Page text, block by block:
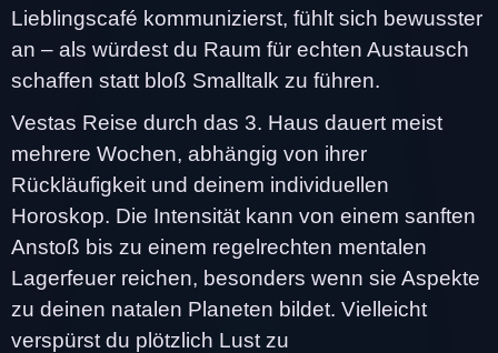
Lieblingscafé kommunizierst, fühlt sich bewusster
an – als würdest du Raum für echten Austausch
schaffen statt bloß Smalltalk zu führen.
Vestas Reise durch das 3. Haus dauert meist
mehrere Wochen, abhängig von ihrer
Rückläufigkeit und deinem individuellen
Horoskop. Die Intensität kann von einem sanften
Anstoß bis zu einem regelrechten mentalen
Lagerfeuer reichen, besonders wenn sie Aspekte
zu deinen natalen Planeten bildet. Vielleicht
verspürst du plötzlich Lust zu